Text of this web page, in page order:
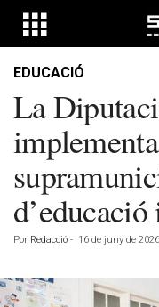
EDUCACIÓ
La
Por Redacció - 16 de juny de 2026